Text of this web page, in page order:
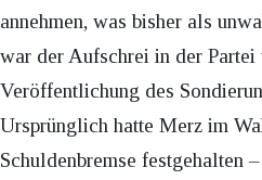
annehmen, was bisher als
war der Aufschrei in der
Veröffentlichung des
Ursprünglich hatte Merz im
Schuldenbremse festgehalten